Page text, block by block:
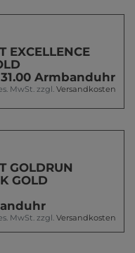
EXCELLENCE
Armbanduhr
MwSt. zzgl. Versandkosten
GOLDRUN
GOLD
MwSt. zzgl. Versandkosten